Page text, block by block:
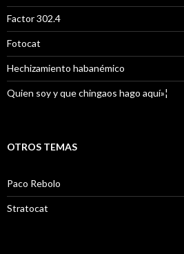
Factor 302.4
Fotocat
Hechizamiento habanémico
Quien soy y que chingaos hago aquí»¦
OTROS TEMAS
Paco Rebolo
Stratocat